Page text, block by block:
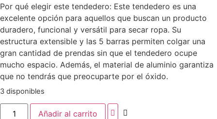
Por qué elegir este tendedero: Este tendedero es una
excelente opción para aquellos que buscan un producto
duradero, funcional y versátil para secar ropa. Su
estructura extensible y las 5 barras permiten colgar una
gran cantidad de prendas sin que el tendedero ocupe
mucho espacio. Además, el material de aluminio garantiza
que no tendrás que preocuparte por el óxido.
3 disponibles
Añadir al carrito